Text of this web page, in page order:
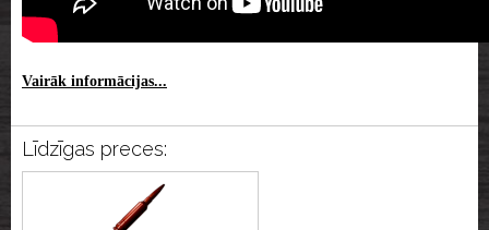
Vairāk informācijas...
Līdzīgas preces: